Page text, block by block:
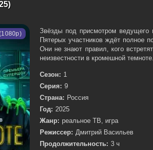
Звёзды под присмотром ведущего
Пятерых участников ждёт полное
Они не знают правил, кого
неизвестности в кромешной
Сезон: 1
Серия: 9
Страна: Россия
Год: 2025
Жанр: реальное ТВ, игра
Режиссер: Дмитрий Васильев
Продолжительность: 3 ч